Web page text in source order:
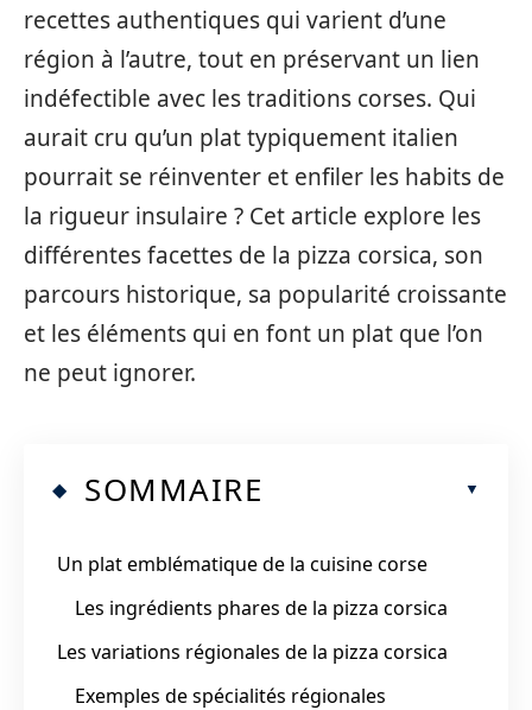
recettes authentiques qui varient d’une
région à l’autre, tout en préservant un lien
indéfectible avec les traditions corses. Qui
aurait cru qu’un plat typiquement italien
pourrait se réinventer et enfiler les habits de
la rigueur insulaire ? Cet article explore les
différentes facettes de la pizza corsica, son
parcours historique, sa popularité croissante
et les éléments qui en font un plat que l’on
ne peut ignorer.
SOMMAIRE
Un plat emblématique de la cuisine corse
Les ingrédients phares de la pizza corsica
Les variations régionales de la pizza corsica
Exemples de spécialités régionales